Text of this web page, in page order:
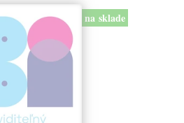
na sklade